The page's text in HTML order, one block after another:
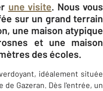
une visite. Nous vous
sur un grand terrain
une maison atypique
et une maison
des écoles.
idéalement située
Gazeran. Dès l'entrée, un